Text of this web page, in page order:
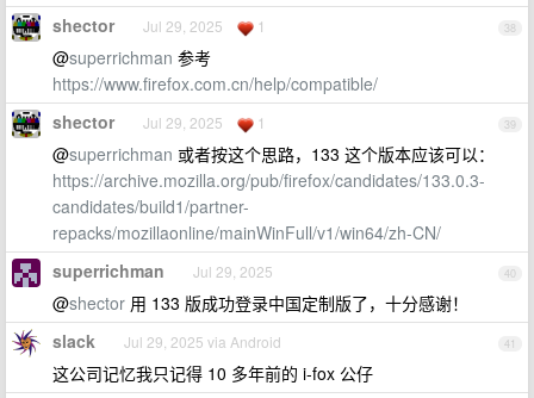
38
shector Jul 29, 2025 1
@superrichman 参考
https://www.firefox.com.cn/help/compatible/
39
shector Jul 29, 2025 1
@superrichman 或者按这个思路，133 这个版本应该可以：
https://archive.mozilla.org/pub/firefox/candidates/133.0.3-
candidates/build1/partner-
repacks/mozillaonline/mainWinFull/v1/win64/zh-CN/
40
superrichman Jul 29, 2025
@shector 用 133 版成功登录中国定制版了，十分感谢！
41
slack Jul 29, 2025 via Android
这公司记忆我只记得 10 多年前的 i-fox 公仔